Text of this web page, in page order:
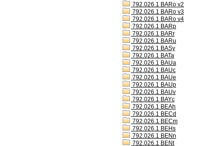
792.026.1 BARo v2
792.026.1 BARo v3
792.026.1 BARo v4
792.026.1 BARp
792.026.1 BARr
792.026.1 BARu
792.026.1 BASy
792.026.1 BATa
792.026.1 BAUa
792.026.1 BAUc
792.026.1 BAUe
792.026.1 BAUp
792.026.1 BAUv
792.026.1 BAYc
792.026.1 BEAh
792.026.1 BECd
792.026.1 BECm
792.026.1 BEHs
792.026.1 BENn
792.026.1 BENt